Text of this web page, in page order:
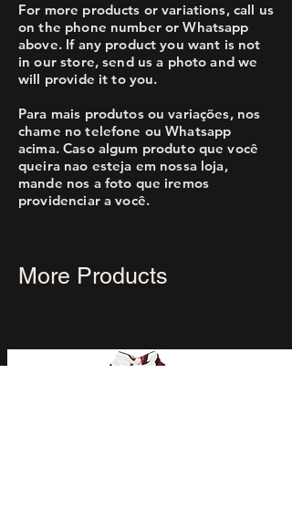
For more products or variations, call us
on the phone number or Whatsapp
above. If any product you want is not
in our store, send us a photo and we
will provide it to you.
Para mais produtos ou variações, nos
chame no telefone ou Whatsapp
acima. Caso algum produto que você
queira nao esteja em nossa loja,
mande nos a foto que iremos
providenciar a você.
More Products